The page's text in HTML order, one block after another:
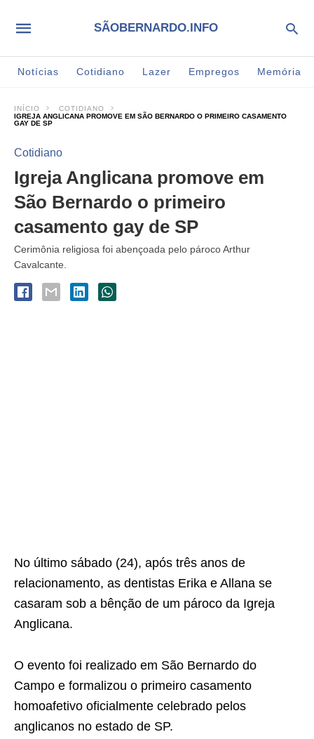
SÃOBERNARDO.INFO
Notícias Cotidiano Lazer Empregos Memória
INÍCIO
COTIDIANO
IGREJA ANGLICANA PROMOVE EM SÃO BERNARDO O PRIMEIRO CASAMENTO
GAY DE SP
Cotidiano
Igreja Anglicana promove em
São Bernardo o primeiro
casamento gay de SP
Cerimônia religiosa foi abençoada pelo pároco Arthur
Cavalcante.
No último sábado (24), após três anos de
relacionamento, as dentistas Erika e Allana se
casaram sob a bênção de um pároco da Igreja
Anglicana.
O evento foi realizado em São Bernardo do
Campo e formalizou o primeiro casamento
homoafetivo oficialmente celebrado pelos
anglicanos no estado de SP.